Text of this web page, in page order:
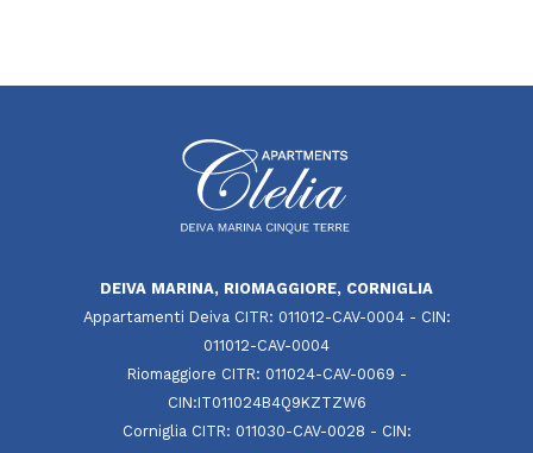
DEIVA MARINA, RIOMAGGIORE, CORNIGLIA
Appartamenti Deiva CITR: 011012-CAV-0004 - CIN:
011012-CAV-0004
Riomaggiore CITR: 011024-CAV-0069 -
CIN:IT011024B4Q9KZTZW6
Corniglia CITR: 011030-CAV-0028 - CIN: